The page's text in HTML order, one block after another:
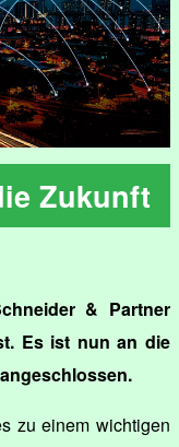
Zukunft
& Partner
Es ist nun an die
zu einem wichtigen